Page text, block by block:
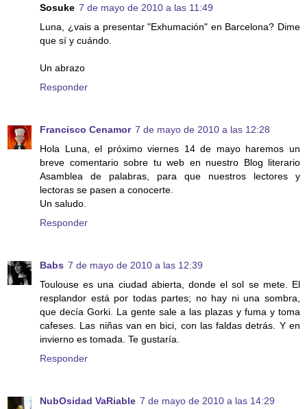
Sosuke 7 de mayo de 2010 a las 11:49
Luna, ¿vais a presentar "Exhumación" en Barcelona? Dime
que sí y cuándo.
Un abrazo
Responder
Francisco Cenamor 7 de mayo de 2010 a las 12:28
Hola Luna, el próximo viernes 14 de mayo haremos un
breve comentario sobre tu web en nuestro Blog literario
Asamblea de palabras, para que nuestros lectores y
lectoras se pasen a conocerte.
Un saludo.
Responder
Babs 7 de mayo de 2010 a las 12:39
Toulouse es una ciudad abierta, donde el sol se mete. El
resplandor está por todas partes; no hay ni una sombra,
que decía Gorki. La gente sale a las plazas y fuma y toma
cafeses. Las niñas van en bici, con las faldas detrás. Y en
invierno es tomada. Te gustaría.
Responder
NubOsidad VaRiable 7 de mayo de 2010 a las 14:29